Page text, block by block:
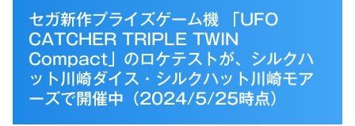
セガ新作プライズゲーム機 「UFO
CATCHER TRIPLE TWIN
Compact」のロケテストが、シルクハ
ット川崎ダイス・シルクハット川崎モア
ーズで開催中（2024/5/25時点）